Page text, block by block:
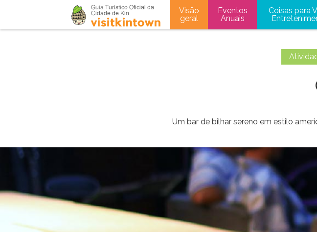
Visão
geral
Eventos
Anuais
Coisas para
Um bar de bilhar sereno em estilo